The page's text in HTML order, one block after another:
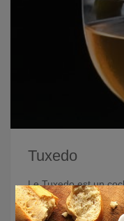
Tuxedo
Le Tuxedo est un
vermouth, absinthe
recette !